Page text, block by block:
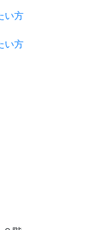
い方
い方